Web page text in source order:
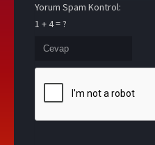
Yorum Spam Kontrol:
1 + 4 = ?